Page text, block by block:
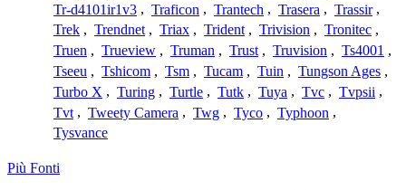
Tr-d4101ir1v3 , Traficon , Trantech , Trasera , Trassir ,
Trek , Trendnet , Triax , Trident , Trivision , Tronitec ,
Truen , Trueview , Truman , Trust , Truvision , Ts4001 ,
Tseeu , Tshicom , Tsm , Tucam , Tuin , Tungson Ages ,
Turbo X , Turing , Turtle , Tutk , Tuya , Tvc , Tvpsii ,
Tvt , Tweety Camera , Twg , Tyco , Typhoon ,
Tysvance
Più Fonti